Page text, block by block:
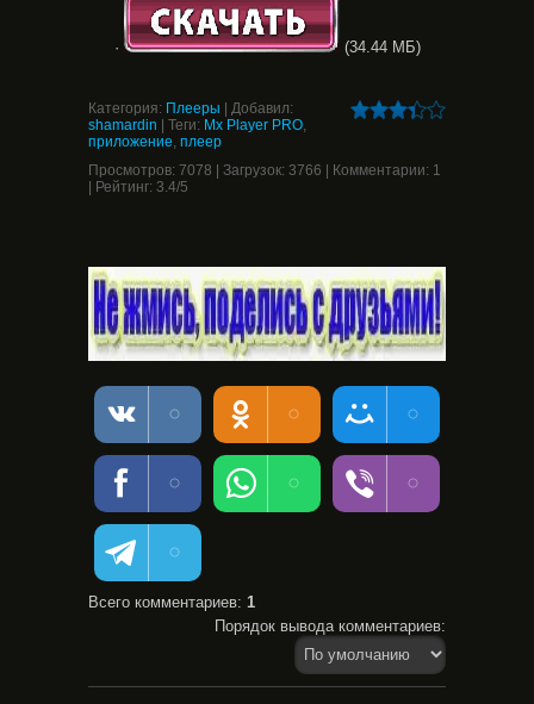
· (34.44 МБ)
Категория: Плееры Добавил:
shamardin
Теги: Mx Player PRO,
приложение, плеер
Просмотров: 7078 Загрузок: 3766 Комментарии: 1
Рейтинг: 3.4/5
Всего комментариев: 1
Порядок вывода комментариев: